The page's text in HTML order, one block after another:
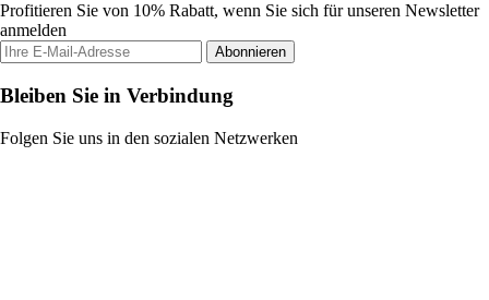
Profitieren Sie von 10% Rabatt, wenn Sie sich für unseren Newsletter
anmelden
Abonnieren
Bleiben Sie in Verbindung
Folgen Sie uns in den sozialen Netzwerken